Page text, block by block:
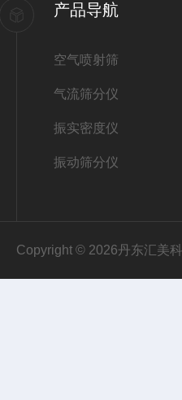
产品导航
空气喷射筛
气流筛分仪
振实密度仪
振动筛分仪
Copyright © 2026丹东汇美